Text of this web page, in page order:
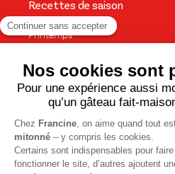
Recettes de saison
Printemps
Automne
Hiver